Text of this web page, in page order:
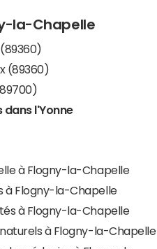
la-Chapelle
(89360)
dans l'Yonne
à Flogny-la-Chapelle
Crèches à Flogny-la-Chapelle
à Flogny-la-Chapelle
naturels à Flogny-la-Chapelle